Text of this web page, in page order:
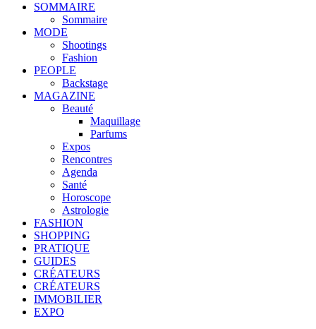
SOMMAIRE
Sommaire
MODE
Shootings
Fashion
PEOPLE
Backstage
MAGAZINE
Beauté
Maquillage
Parfums
Expos
Rencontres
Agenda
Santé
Horoscope
Astrologie
FASHION
SHOPPING
PRATIQUE
GUIDES
CRÉATEURS
CRÉATEURS
IMMOBILIER
EXPO